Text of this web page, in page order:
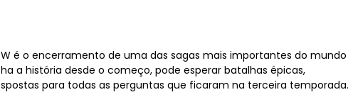
é o encerramento de uma das sagas mais importantes do mundo
a história desde o começo, pode esperar batalhas épicas,
para todas as perguntas que ficaram na terceira temporada.